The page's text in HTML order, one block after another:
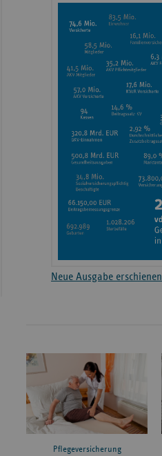
Neue Ausgabe erschienen
Pflegeversicherung